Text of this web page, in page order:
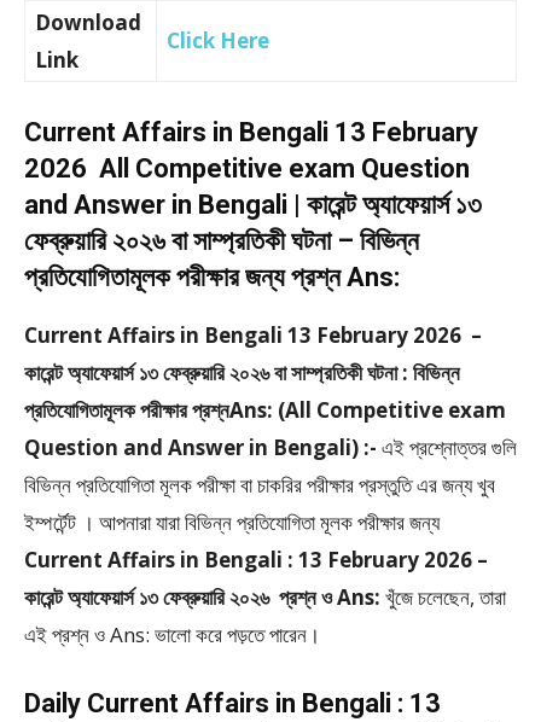
Download
Link
Click Here
Current Affairs in Bengali 13 February
2026 All Competitive exam Question
and Answer in Bengali | কারেন্ট অ্যাফেয়ার্স ১৩
ফেব্রুয়ারি ২০২৬ বা সাম্প্রতিকী ঘটনা – বিভিন্ন
প্রতিযোগিতামূলক পরীক্ষার জন্য প্রশ্ন Ans:
Current Affairs in Bengali 13 February 2026 –
কারেন্ট অ্যাফেয়ার্স ১৩ ফেব্রুয়ারি ২০২৬ বা সাম্প্রতিকী ঘটনা : বিভিন্ন
প্রতিযোগিতামূলক পরীক্ষার প্রশ্নAns: (All Competitive exam
Question and Answer in Bengali) :- এই প্রশ্নোত্তর গুলি
বিভিন্ন প্রতিযোগিতা মূলক পরীক্ষা বা চাকরির পরীক্ষার প্রস্তুতি এর জন্য খুব
ইম্পর্টেন্ট । আপনারা যারা বিভিন্ন প্রতিযোগিতা মূলক পরীক্ষার জন্য
Current Affairs in Bengali : 13 February 2026 –
কারেন্ট অ্যাফেয়ার্স ১৩ ফেব্রুয়ারি ২০২৬ প্রশ্ন ও Ans: খুঁজে চলেছেন, তারা
এই প্রশ্ন ও Ans: ভালো করে পড়তে পারেন।
Daily Current Affairs in Bengali : 13